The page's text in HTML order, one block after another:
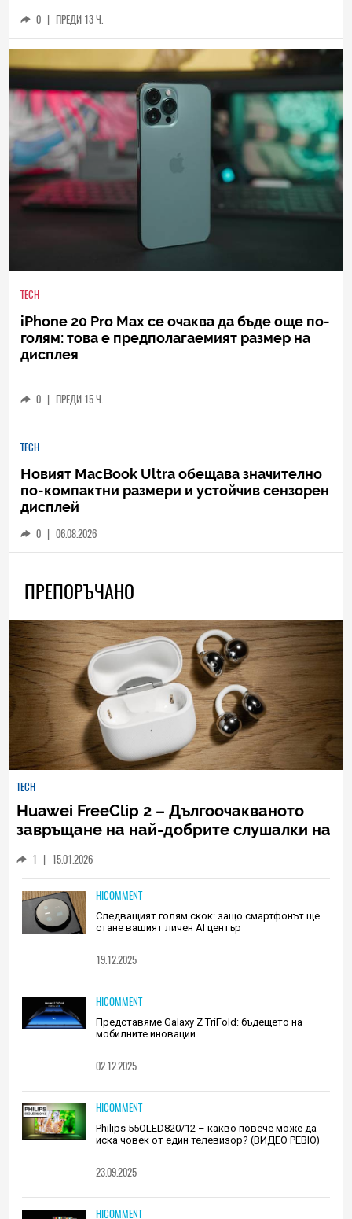
0 | ПРЕДИ 13 Ч.
TECH
iPhone 20 Pro Max се очаква да бъде още по-
голям: това е предполагаемият размер на
дисплея
0 | ПРЕДИ 15 Ч.
TECH
Новият MacBook Ultra обещава значително
по-компактни размери и устойчив сензорен
дисплей
0 | 06.08.2026
ПРЕПОРЪЧАНО
TECH
Huawei FreeClip 2 – Дългоочакваното
завръщане на най-добрите слушалки на
1 | 15.01.2026
HICOMMENT
Следващият голям скок: защо смартфонът ще
стане вашият личен AI център
19.12.2025
HICOMMENT
Представяме Galaxy Z TriFold: бъдещето на
мобилните иновации
02.12.2025
HICOMMENT
Philips 55OLED820/12 – какво повече може да
иска човек от един телевизор? (ВИДЕО РЕВЮ)
23.09.2025
HICOMMENT